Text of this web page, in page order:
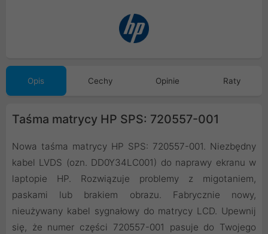
Opis Cechy Opinie Raty
Taśma matrycy HP SPS: 720557-001
Nowa taśma matrycy HP SPS: 720557-001. Niezbędny
kabel LVDS (ozn. DD0Y34LC001) do naprawy ekranu w
laptopie HP. Rozwiązuje problemy z migotaniem,
paskami lub brakiem obrazu. Fabrycznie nowy,
nieużywany kabel sygnałowy do matrycy LCD. Upewnij
się, że numer części 720557-001 pasuje do Twojego